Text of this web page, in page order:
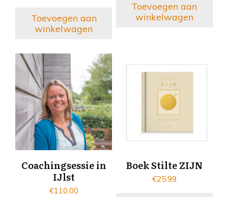
Toevoegen aan
winkelwagen
Toevoegen aan
winkelwagen
Coachingsessie in
IJlst
€110.00
Boek Stilte ZIJN
€25.99